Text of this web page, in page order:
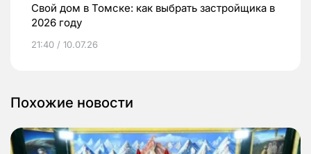
Свой дом в Томске: как выбрать застройщика в
2026 году
21:40 / 10.07.26
Похожие новости